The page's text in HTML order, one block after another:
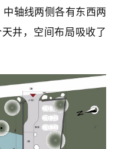
中轴线两侧各有东西两
井，空间布局吸收了